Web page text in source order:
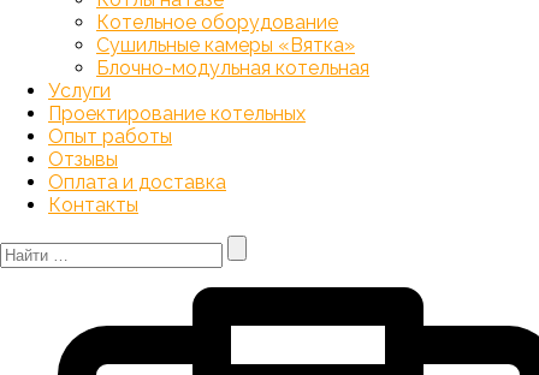
Котельное оборудование
Сушильные камеры «Вятка»
Блочно-модульная котельная
Услуги
Проектирование котельных
Опыт работы
Отзывы
Оплата и доставка
Контакты